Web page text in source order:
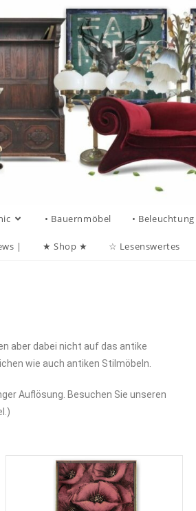
• Bauernmöbel • Beleuchtung
| ★ Shop ★ ☆ Lesenswertes
aber dabei nicht auf das antike
wie auch antiken Stilmöbeln.
Auflösung. Besuchen Sie unseren